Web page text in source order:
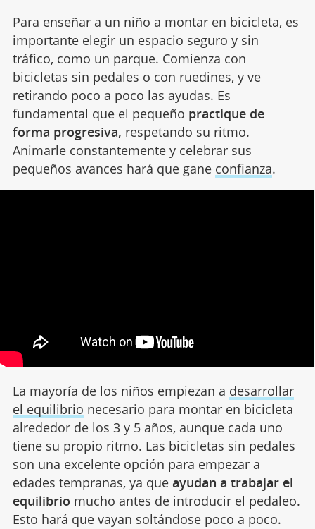
Para enseñar a un niño a montar en bicicleta, es
importante elegir un espacio seguro y sin
tráfico, como un parque. Comienza con
bicicletas sin pedales o con ruedines, y ve
retirando poco a poco las ayudas. Es
fundamental que el pequeño practique de
forma progresiva, respetando su ritmo.
Animarle constantemente y celebrar sus
pequeños avances hará que gane confianza.
La mayoría de los niños empiezan a desarrollar
el equilibrio necesario para montar en bicicleta
alrededor de los 3 y 5 años, aunque cada uno
tiene su propio ritmo. Las bicicletas sin pedales
son una excelente opción para empezar a
edades tempranas, ya que ayudan a trabajar el
equilibrio mucho antes de introducir el pedaleo.
Esto hará que vayan soltándose poco a poco.